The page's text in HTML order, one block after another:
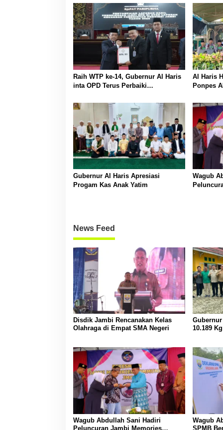
Raih WTP ke-14, Gubernur Al Haris
inta OPD Terus Perbaiki
Al Haris
Ponpes
Gubernur Al Haris Apresiasi
Progam Kas Anak Yatim
Wagub
News Feed
Disdik Jambi Rencanakan Kelas
Olahraga di Empat SMA Negeri
10.189
Wagub Abdullah Sani Hadiri
Peluncuran Jambi Memories
Wagub
SPMB